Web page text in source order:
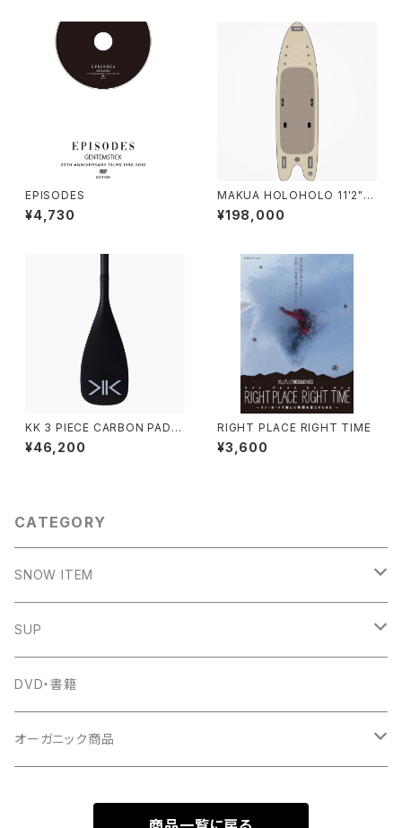
EPISODES
¥4,730
MAKUA HOLOHOLO 11'2"x
36"
¥198,000
KK 3 PIECE CARBON PADD
LE
¥46,200
RIGHT PLACE RIGHT TIME
¥3,600
CATEGORY
SNOW ITEM
SNOW SHAPER
KOSSYMIX SNOWSURF WAX
SUP
C4 WATERMAN
KOKUA
DVD・書籍
オーガニック商品